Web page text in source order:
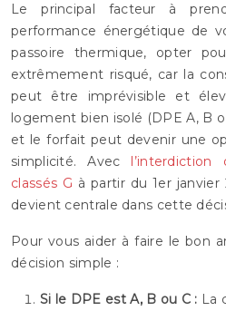
Le principal facteur à
performance énergétique de
passoire thermique, opter
extrêmement risqué, car la
peut être imprévisible et
logement bien isolé (DPE A, B
et le forfait peut devenir une
simplicité. Avec
classés G à partir du 1er
devient centrale dans cette
Pour vous aider à faire le bon
décision simple :
Si le DPE est A, B ou C : La